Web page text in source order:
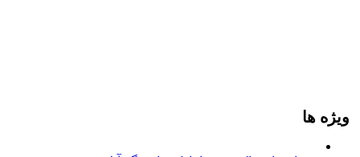
ویژه ها